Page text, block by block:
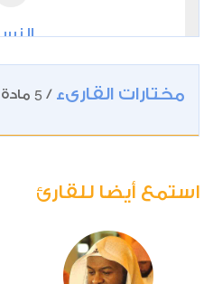
9338
مختارات القارىء /
5 مادة
استمع أيضا للقارئ